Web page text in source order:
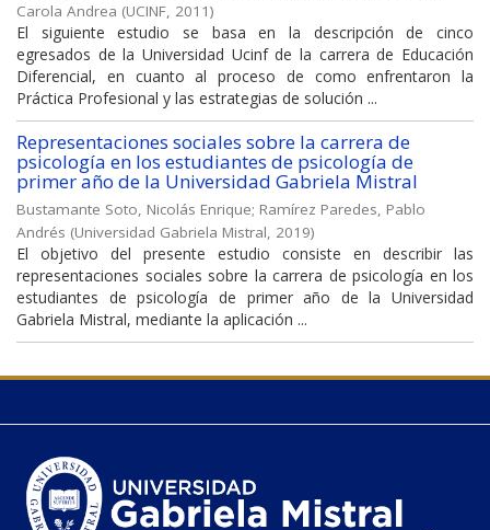
Carola Andrea (UCINF, 2011)
El siguiente estudio se basa en la descripción de cinco
egresados de la Universidad Ucinf de la carrera de Educación
Diferencial, en cuanto al proceso de como enfrentaron la
Práctica Profesional y las estrategias de solución ...
Representaciones sociales sobre la carrera de
psicología en los estudiantes de psicología de
primer año de la Universidad Gabriela Mistral
Bustamante Soto, Nicolás Enrique; Ramírez Paredes, Pablo
Andrés (Universidad Gabriela Mistral, 2019)
El objetivo del presente estudio consiste en describir las
representaciones sociales sobre la carrera de psicología en los
estudiantes de psicología de primer año de la Universidad
Gabriela Mistral, mediante la aplicación ...